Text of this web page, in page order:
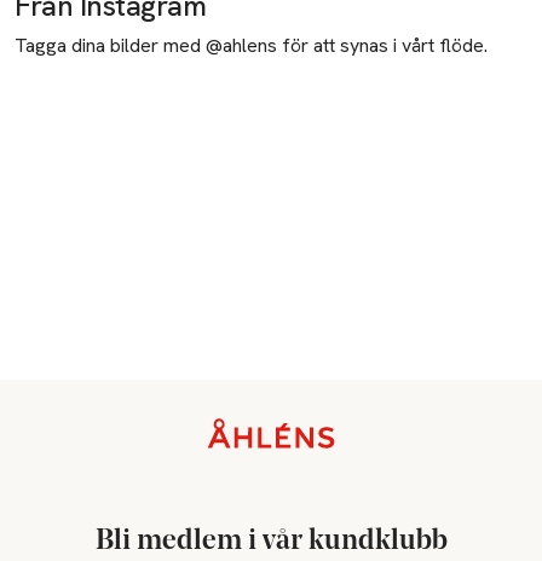
Tagga dina bilder med @ahlens för att synas i vårt flöde.
Bli medlem i vår kundklubb